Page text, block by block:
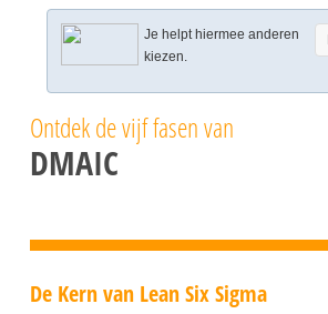
Je helpt hiermee anderen
kiezen.
Ontdek de vijf fasen van
DMAIC
De Kern van Lean Six Sigma